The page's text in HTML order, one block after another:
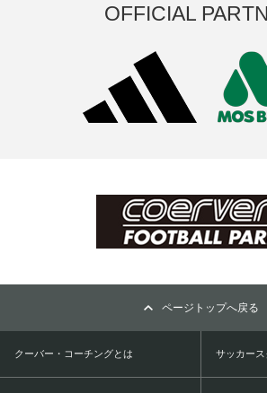
OFFICIAL
ページトップへ戻る
クーバー・コーチングとは サッカー